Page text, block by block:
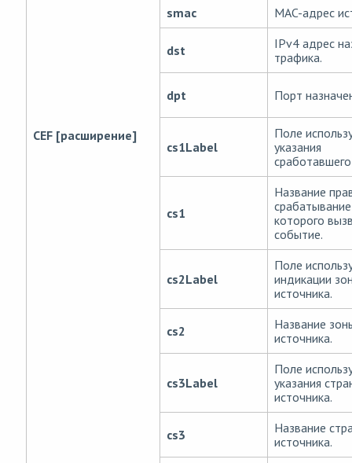
CEF [расширение]
smac
MAC-адрес
dst
IPv4 адрес
трафика.
dpt Порт
cs1Label
Поле
указания
cs1
Название
срабатывание
которого
событие.
cs2Label
Поле
индикации
источника.
cs2
Название
источника.
cs3Label
Поле
указания
источника.
cs3
Название
источника.